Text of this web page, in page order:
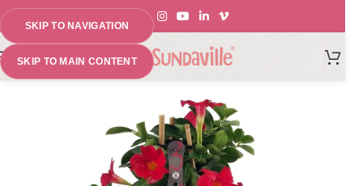
SKIP TO NAVIGATION
SKIP TO MAIN CONTENT
MENU